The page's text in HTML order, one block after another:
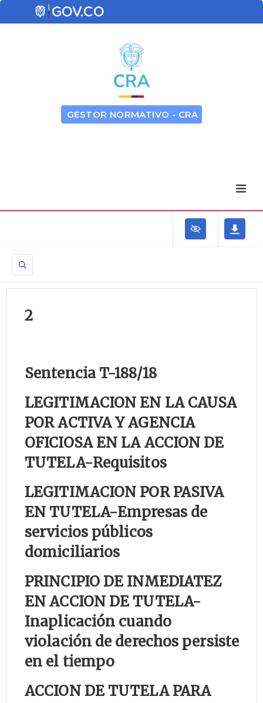
GESTOR NORMATIVO - CRA
2
Sentencia T-188/18
LEGITIMACION EN LA CAUSA
POR ACTIVA Y AGENCIA
OFICIOSA EN LA ACCION DE
TUTELA-Requisitos
LEGITIMACION POR PASIVA
EN TUTELA-Empresas de
servicios públicos
domiciliarios
PRINCIPIO DE INMEDIATEZ
EN ACCION DE TUTELA-
Inaplicación cuando
violación de derechos persiste
en el tiempo
ACCION DE TUTELA PARA